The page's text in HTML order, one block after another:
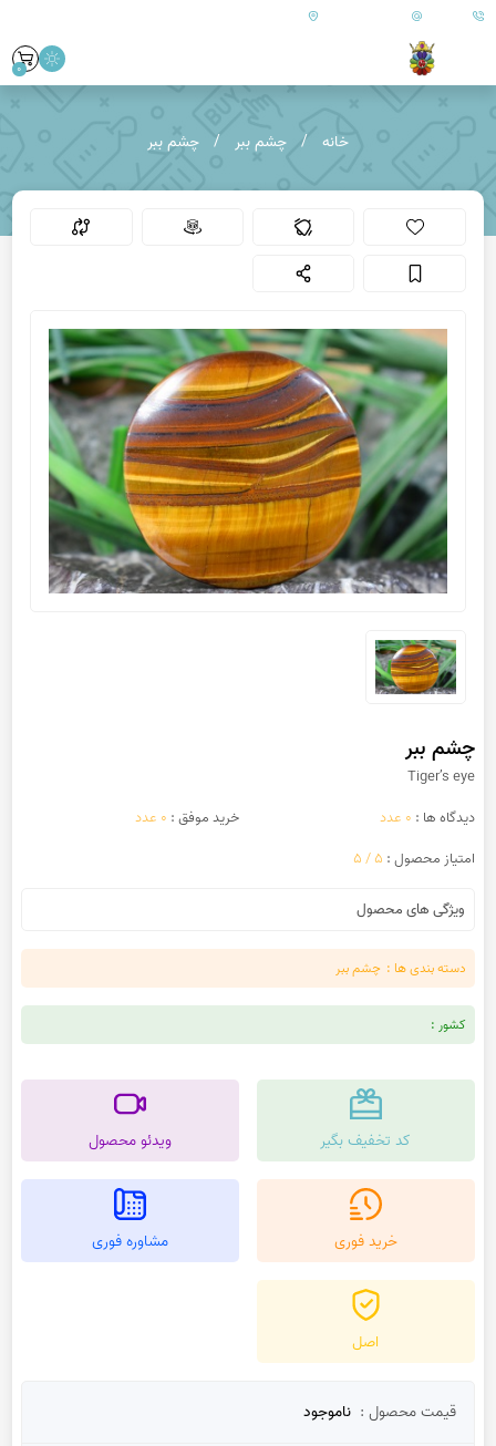
09179890157 ایران - فارس - کازرون
0
خانه چشم ببر چشم ببر
چشم ببر
Tiger’s eye
دیدگاه ها : 0 عدد خرید موفق : 0 عدد
امتیاز محصول : 5 / 5
ویژگی های محصول
دسته بندی ها : چشم ببر
کشور :
کد تخفیف بگیر ویدئو محصول
خرید فوری مشاوره فوری
اصل
قیمت محصول : ناموجود